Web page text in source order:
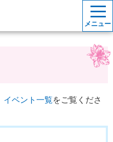
メニュー
イベント一覧をご覧くださ